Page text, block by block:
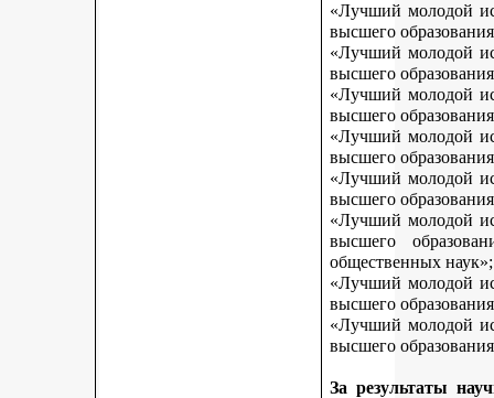
«Лучший молодой
высшего
«Лучший молодой
высшего
«Лучший молодой
высшего
«Лучший молодой
высшего
«Лучший молодой
высшего
«Лучший молодой
высшего
общественных наук»;
«Лучший молодой
высшего
«Лучший молодой
высшего
За результаты